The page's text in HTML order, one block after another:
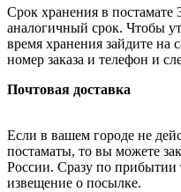
Срок хранения в
аналогичный срок. Чтобы
время хранения зайдите на
номер заказа и телефон и
Почтовая доставка
Если в вашем городе не
постаматы, то вы можете
России. Сразу по прибытии
извещение о посылке.